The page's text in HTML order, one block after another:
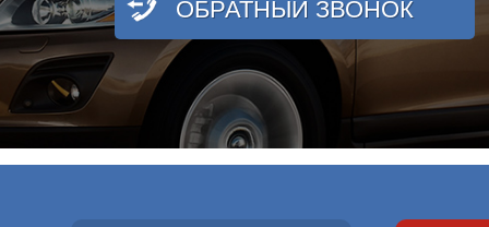
ОБРАТНЫЙ ЗВОНОК